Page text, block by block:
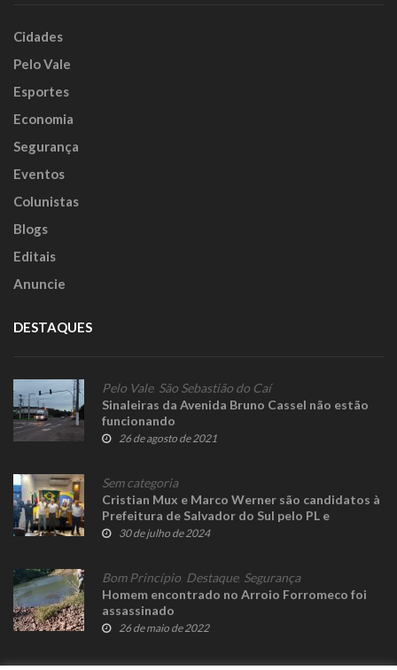
Cidades
Pelo Vale
Esportes
Economia
Segurança
Eventos
Colunistas
Blogs
Editais
Anuncie
DESTAQUES
Pelo Vale, São Sebastião do Caí
Sinaleiras da Avenida Bruno Cassel não estão
funcionando
26 de agosto de 2021
Sem categoria
Cristian Mux e Marco Werner são candidatos à
Prefeitura de Salvador do Sul pelo PL e
Republicanos
30 de julho de 2024
Bom Princípio Destaque, Segurança
Homem encontrado no Arroio Forromeco foi
assassinado
26 de maio de 2022